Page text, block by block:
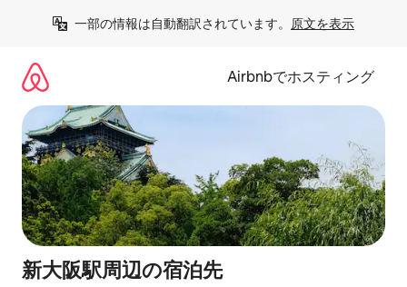
一部の情報は自動翻訳されています。 原文を表示
Airbnbでホスティング
新大阪駅⁠周⁠辺⁠の宿⁠泊⁠先